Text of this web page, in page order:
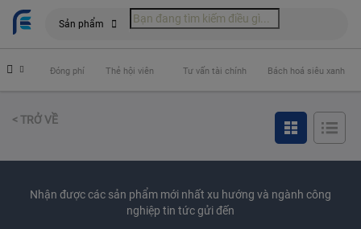
Sản phẩm
Đóng phí Thẻ hội viên Tư vấn tài chính Bách hoá siêu xanh
< TRỞ VỀ
Nhận được các sản phẩm mới nhất xu hướng và ngành công
nghiệp tin tức gửi đến